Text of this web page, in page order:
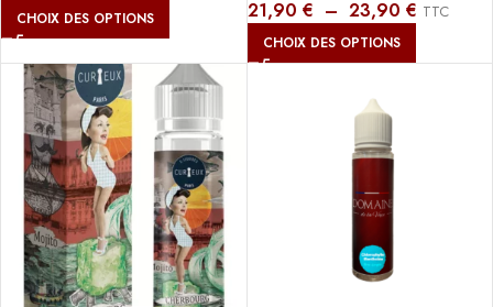
CHOIX DES OPTIONS
21,90 € – 23,90 € TTC
CHOIX DES OPTIONS